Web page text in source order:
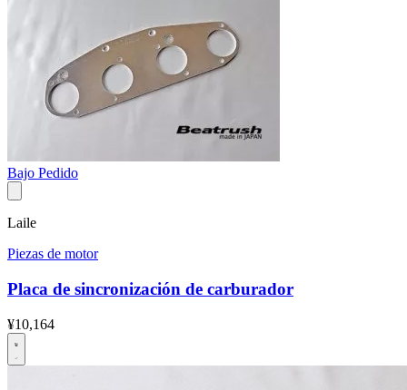
Bajo Pedido
Laile
Piezas de motor
Placa de sincronización de carburador
¥10,164